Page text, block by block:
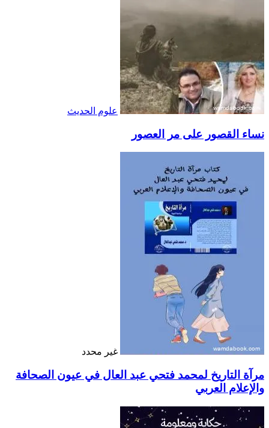
علوم الحديث
نساء القصور على مر العصور
غير محدد
مرآة التاريخ لمحمد فتحي عبد العال في عيون الصحافة
والإعلام العربي